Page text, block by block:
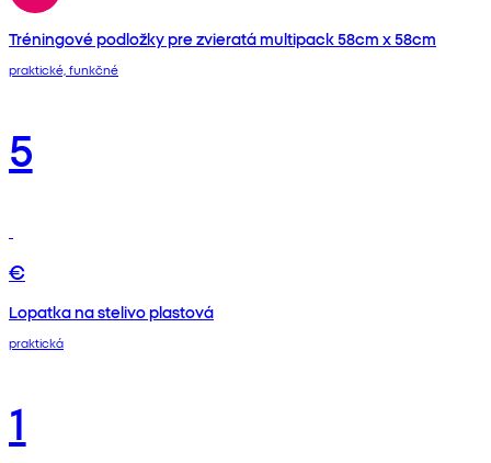
Tréningové podložky pre zvieratá multipack 58cm x 58cm
praktické, funkčné
5
€
Lopatka na stelivo plastová
praktická
1